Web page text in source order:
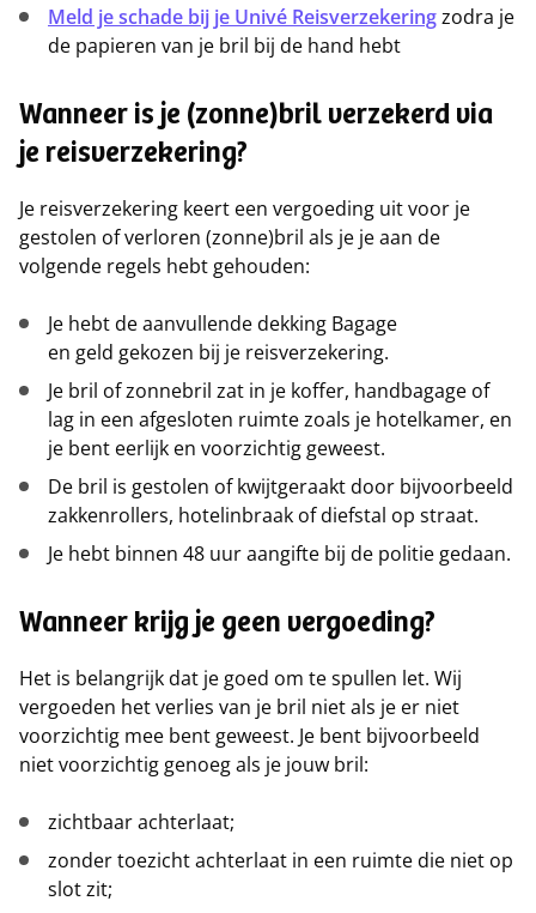
Meld je schade bij je Univé Reisverzekeringzodra je
de papieren van je bril bij de hand hebt
Wanneer is je (zonne)bril verzekerd via
je reisverzekering?
Je reisverzekering keert een vergoeding uit voor je
gestolen of verloren (zonne)bril als je je aan de
volgende regels hebt gehouden:
Je hebt de aanvullende dekking Bagage
en geld gekozen bij je reisverzekering.
Je bril of zonnebril zat in je koffer, handbagage of
lag in een afgesloten ruimte zoals je hotelkamer, en
je bent eerlijk en voorzichtig geweest.
De bril is gestolen of kwijtgeraakt door bijvoorbeeld
zakkenrollers, hotelinbraak of diefstal op straat.
Je hebt binnen 48 uur aangifte bij de politie gedaan.
Wanneer krijg je geen vergoeding?
Het is belangrijk dat je goed om te spullen let. Wij
vergoeden het verlies van je bril niet als je er niet
voorzichtig mee bent geweest. Je bent bijvoorbeeld
niet voorzichtig genoeg als je jouw bril:
zichtbaar achterlaat;
zonder toezicht achterlaat in een ruimte die niet op
slot zit;